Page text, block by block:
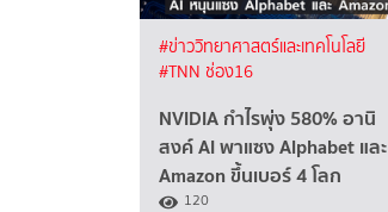
#ข่าววิทยาศาสตร์และเทคโนโลยี
#TNN ช่อง16
NVIDIA กำไรพุ่ง 580% อานิ
สงค์ AI พาแซง Alphabet และ
Amazon ขึ้นเบอร์ 4 โลก
120